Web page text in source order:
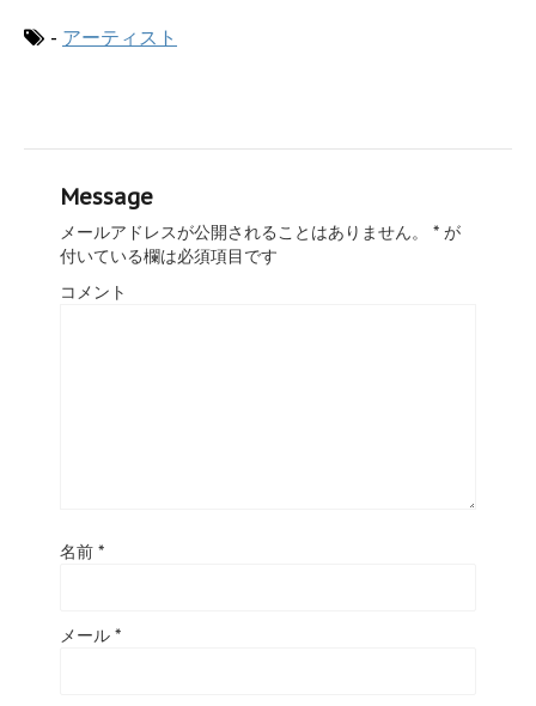
- アーティスト
Message
メールアドレスが公開されることはありません。 * が
付いている欄は必須項目です
コメント
名前 *
メール *